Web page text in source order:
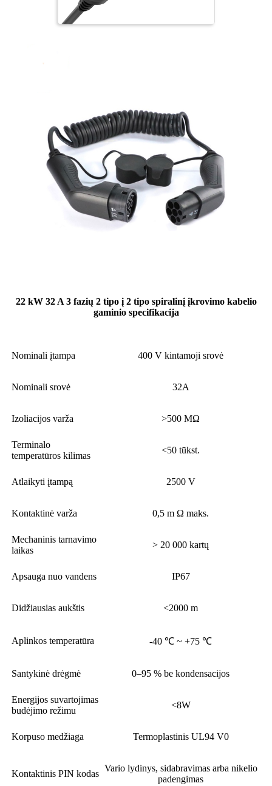
22 kW 32 A 3 fazių 2 tipo į 2 tipo spiralinį įkrovimo kabelio
gaminio specifikacija
Nominali įtampa 400 V kintamoji srovė
Nominali srovė 32A
Izoliacijos varža >500 MΩ
Terminalo
temperatūros kilimas
<50 tūkst.
Atlaikyti įtampą 2500 V
Kontaktinė varža 0,5 m Ω maks.
Mechaninis tarnavimo
laikas
> 20 000 kartų
Apsauga nuo vandens IP67
Didžiausias aukštis <2000 m
Aplinkos temperatūra -40 ℃ ~ +75 ℃
Santykinė drėgmė 0–95 % be kondensacijos
Energijos suvartojimas
budėjimo režimu
<8W
Korpuso medžiaga Termoplastinis UL94 V0
Kontaktinis PIN kodas
Vario lydinys, sidabravimas arba nikelio
padengimas